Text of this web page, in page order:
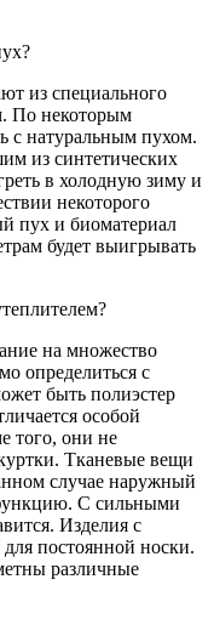
из специального
По некоторым
с натуральным пухом.
из синтетических
в холодную зиму и
некоторого
пух и биоматериал
будет выигрывать
на множество
определиться с
быть полиэстер
особой
того, они не
Тканевые вещи
случае наружный
С сильными
Изделия с
постоянной носки.
различные